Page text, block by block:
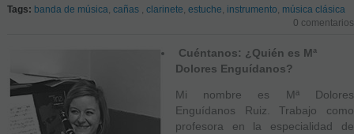
Tags: banda de música cañas clarinete estuche instrumento música clásica
0 comentarios
Cuéntanos: ¿Quién es Mª
Dolores Enguídanos?
Mi nombre es Mª Dolores
Enguídanos Ruiz. Trabajo como
profesora en la especialidad de